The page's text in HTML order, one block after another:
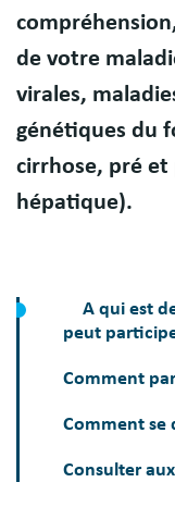
de votre
virales,
génétiques du
cirrhose, pré
hépatique).
A qui est
peut
Comment
Comment se
Consulter aux